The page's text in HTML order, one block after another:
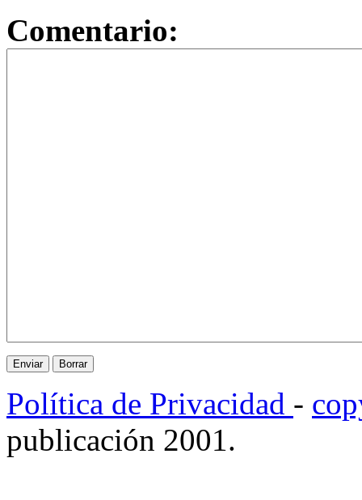
Comentario:
Política de Privacidad -
publicación 2001.